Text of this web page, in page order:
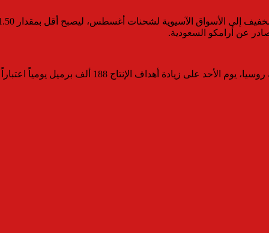
اعتباراً من أغسطس، إلى جانب زيادات مماثلة أُقرت لشهري يونيو ويوليو.